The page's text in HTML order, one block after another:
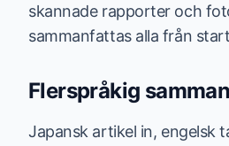
skannade rapporter och
sammanfattas alla från
Flerspråkig
Japansk artikel in, engelsk